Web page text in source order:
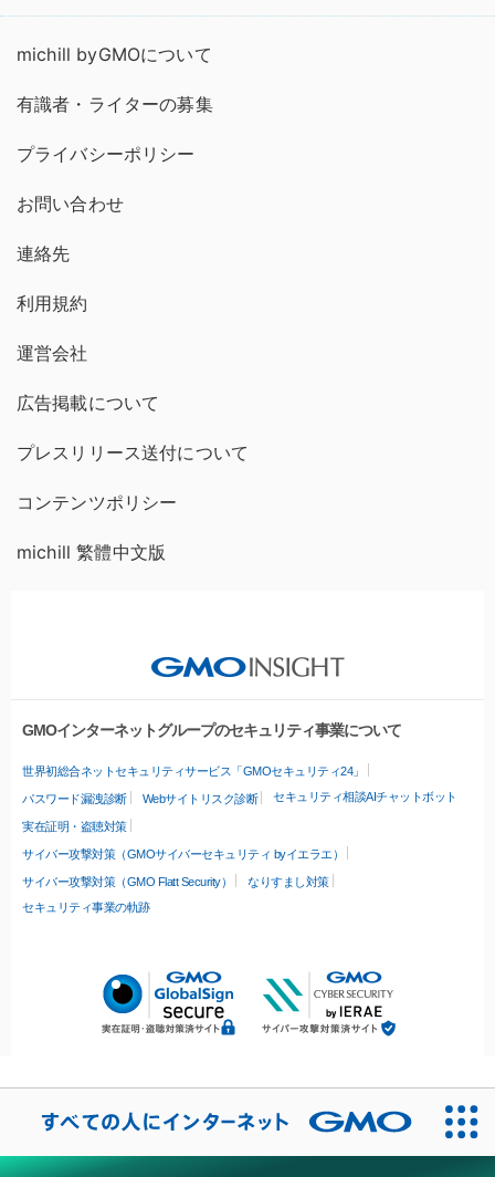
michill byGMOについて
有識者・ライターの募集
プライバシーポリシー
お問い合わせ
連絡先
利用規約
運営会社
広告掲載について
プレスリリース送付について
コンテンツポリシー
michill 繁體中文版
GMOインターネットグループのセキュリティ事業について
世界初総合ネットセキュリティサービス「GMOセキュリティ24」
パスワード漏洩診断 Webサイトリスク診断 セキュリティ相談AIチャットボット
実在証明・盗聴対策
サイバー攻撃対策（GMOサイバーセキュリティ byイエラエ）
サイバー攻撃対策（GMO Flatt Security）
なりすまし対策
セキュリティ事業の軌跡